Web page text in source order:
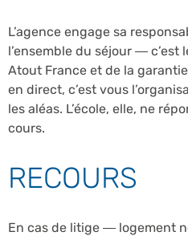
L’agence engage sa
l’ensemble du séjour — c’est
Atout France et de la
en direct, c’est vous
les aléas. L’école, elle, ne
cours.
RECOURS
En cas de litige — logement